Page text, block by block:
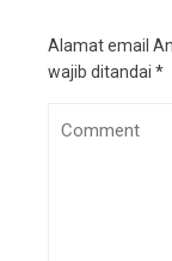
Alamat email
wajib ditandai *